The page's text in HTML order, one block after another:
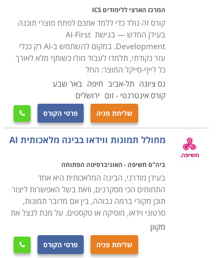
התאמת תוכן חינוכי לצרכי התלמידים, מתן שיעורים
וירטואליים ואוטומציה של משימות ניהוליות. בתחום הייצור,
הבינה המלאכותית מייעלת את תהליכי הייצור, מנטרת את
ביצועי הציוד ומאפשרת לחזות אתעלויות התחזוקה
העתידיות. בתחום התחבורה, בינה מלאכותית משמשת בכלי
רכב אוטונומיים, מערכות ניהול תנועה ואופטימיזציה
לוגיסטית. בשירות לקוחות, הבינה המלאכותית מתפעלת
צ'אטבוטים ועוזרים וירטואליים אשר נותנים מענה לשאלות
לקוחות, מספקים תמיכה ומסייעים בניהול קשרי לקוחות.
בתחום הסייבר, בינה מלאכותית יכולה לזהות ולמנוע איומי
סייבר, לזהות חריגות בתעבורת הרשת ולהגן על נתונים
רגישים.בתחום החקלאות מסייעת הבינה המלאכותית בניטור
היבול וניטור הקרקע, זיהוי מזיקים, פעולות חקלאות
אוטומטיות וחיזוי יבול. בתחום הבידור, משתמשים בבינה
המלאכותית במשחקים, מערכות המלצות תוכן וחוויות מציאות
מדומה. בתחום התוכן משמשת הבינה המלאכותית לצורך
יצירת תכנים שיווקיים ותכנים אינפורמטיביים. בינה
מלאכותית יכולה לעבד ולהבין את השפה האנושית, מה
שמאפשר לה לתפעל עוזרות קוליות ולתרגם שפות.
המרכז הארצי ללימודים ICS
קורס זה נולד כדי ללמד אתכם לפתח מוצרי תוכנה
בעידן החדש — בגישת AI-First
Development. במקום להשתמש ב-AI רק ככלי
עזר נקודתי, תלמדו לעבוד מולו כשותף מלא לאורך
כל לייף-סייקל המוצר: החל
נס ציונה תל-אביב חיפה באר שבע
קורס אינטרנטי - זום ירושלים
שליחת פניה פרטי הקורס 
מחולל תמונות ווידאו בבינה מלאכותית AI
ביה"ס חשיפה - האוניברסיטה הפתוחה
בעידן מודרני, הבינה המלאכותית היא אחד
התחומים הכי מסקרנים, וזאת בשל האפשרות ליצור
תוכן מקורי ברמה גבוהה, בין אם מדובר תמונות,
סרטוני וידאו, מוסיקה או טקסטים. על מנת לנצל את
מקוון
שליחת פניה פרטי הקורס 